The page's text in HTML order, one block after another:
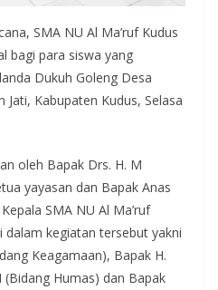
SMA NU Al Ma’ruf Kudus
bagi para siswa yang
Dukuh Goleng Desa
Kabupaten Kudus, Selasa
oleh Bapak Drs. H. M
yayasan dan Bapak Anas
SMA NU Al Ma’ruf
dalam kegiatan tersebut yakni
Keagamaan), Bapak H.
(Bidang Humas) dan Bapak